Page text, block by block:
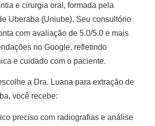
e cirurgia oral, formada pela
Uberaba (Uniube). Seu consultório
com avaliação de 5.0/5.0 e mais
no Google, refletindo
e cuidado com o paciente.
a Dra. Luana para extração de
você recebe:
preciso com radiografias e análise